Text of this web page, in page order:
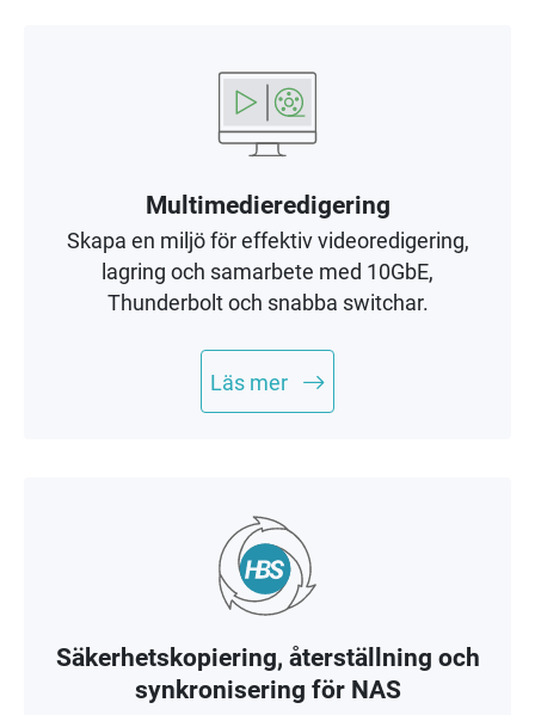
Multimedieredigering
Skapa en miljö för effektiv videoredigering,
lagring och samarbete med 10GbE,
Thunderbolt och snabba switchar.
Läs mer
Säkerhetskopiering, återställning och
synkronisering för NAS